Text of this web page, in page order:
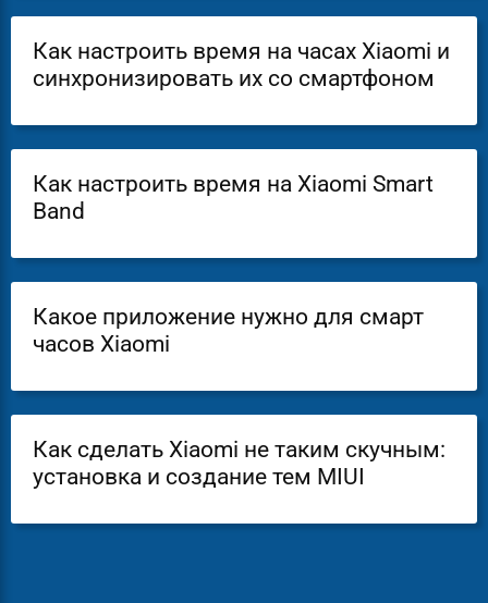
Как настроить время на часах Xiaomi и
синхронизировать их со смартфоном
Как настроить время на Xiaomi Smart
Band
Какое приложение нужно для смарт
часов Xiaomi
Как сделать Xiaomi не таким скучным:
установка и создание тем MIUI